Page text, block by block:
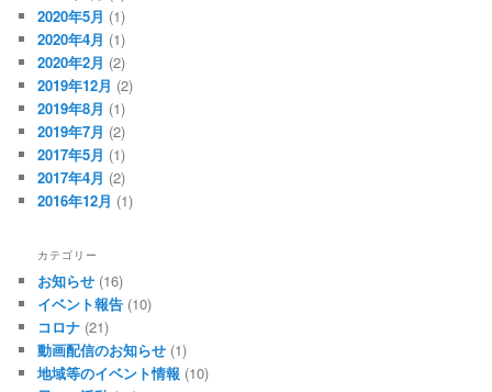
2020年5月 (1)
2020年4月 (1)
2020年2月 (2)
2019年12月 (2)
2019年8月 (1)
2019年7月 (2)
2017年5月 (1)
2017年4月 (2)
2016年12月 (1)
カテゴリー
お知らせ (16)
イベント報告 (10)
コロナ (21)
動画配信のお知らせ (1)
地域等のイベント情報 (10)